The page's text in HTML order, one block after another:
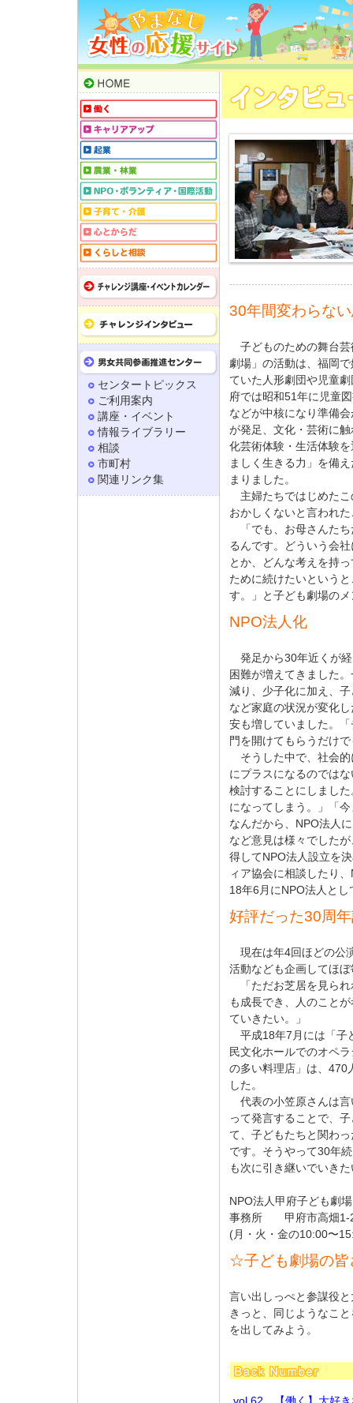
30年間変わらな
子どものための舞台芸
劇場」の活動は、福岡
ていた人形劇団や児童
府では昭和51年に児童
などが中核になり準備
が発足、文化・芸術に
化芸術体験・生活体験
ましく生きる力」を備
まりました。
主婦たちではじめたこ
おかしくないと言われ
「でも、お母さんたち
るんです。どういう会
とか、どんな考えを持
ために続けたいという
す。」と子ども劇場の
NPO法人化
発足から30年近くが
困難が増えてきました
減り、少子化に加え、
など家庭の状況が変化
安も増していました。
門を開けてもらうだけ
そうした中で、社会的
にプラスになるのでは
検討することにしまし
になってしまう。」「
なんだから、NPO法人
など意見は様々でした
得してNPO法人設立を
ィア協会に相談したり
18年6月にNPO法人と
好評だった30周
現在は年4回ほどの公
活動なども企画してほ
「ただお芝居を見られ
も成長でき、人のこと
ていきたい。」
平成18年7月には「子
民文化ホールでのオペ
の多い料理店」は、470
した。
代表の小笠原さんは言
って発言することで、
て、子どもたちと関わ
です。そうやって30年
も次に引き継いでいき
NPO法人甲府子ども劇場
事務所 甲府市高畑1-
(月・火・金の10:00〜
☆子ども劇場の
言い出しっぺと参謀役
きっと、同じようなこ
を出してみよう。
センタートピックス
ご利用案内
講座・イベント
情報ライブラリー
相談
市町村
関連リンク集